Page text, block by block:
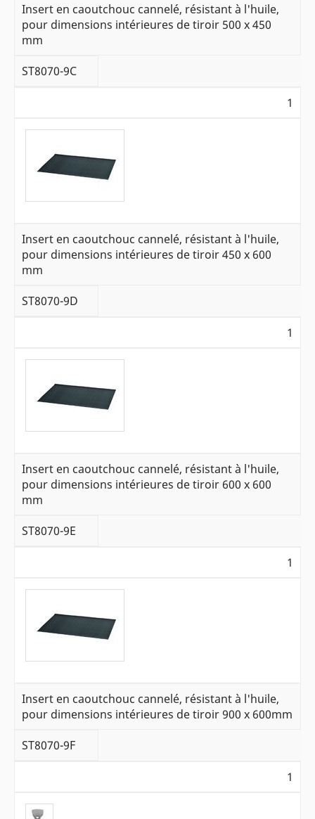
Insert en caoutchouc cannelé, résistant à l'huile,
pour dimensions intérieures de tiroir 500 x 450
mm
ST8070-9C
1
Insert en caoutchouc cannelé, résistant à l'huile,
pour dimensions intérieures de tiroir 450 x 600
mm
ST8070-9D
1
Insert en caoutchouc cannelé, résistant à l'huile,
pour dimensions intérieures de tiroir 600 x 600
mm
ST8070-9E
1
Insert en caoutchouc cannelé, résistant à l'huile,
pour dimensions intérieures de tiroir 900 x 600mm
ST8070-9F
1